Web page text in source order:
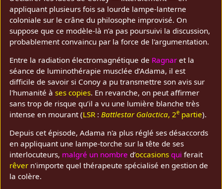
appliquant plusieurs fois sa lourde lampe‑lanterne
coloniale sur le crâne du philosophe improvisé. On
suppose que ce modèle‑là n’a pas poursuivi la discussion,
probablement convaincu par la force de l'argumentation.
Entre la radiation électromagnétique de Ragnar et la
séance de luminothérapie musclée d’Adama, il est
difficile de savoir si Conoy a pu transmettre son avis sur
l'humanité àses copies. En revanche, on peut affirmer
sans trop de risque qu’il a vu une lumière blanche très
intense en mourant (LSR : Battlestar Galactica, 2e partie).
Depuis cet épisode, Adama n'a plus réglé ses désaccords
en appliquant une lampe‑torche sur la tête de ses
interlocuteurs, malgré un nombre d’occasions qui ferait
rêver n'importe quel thérapeute spécialisé en gestion de
la colère.